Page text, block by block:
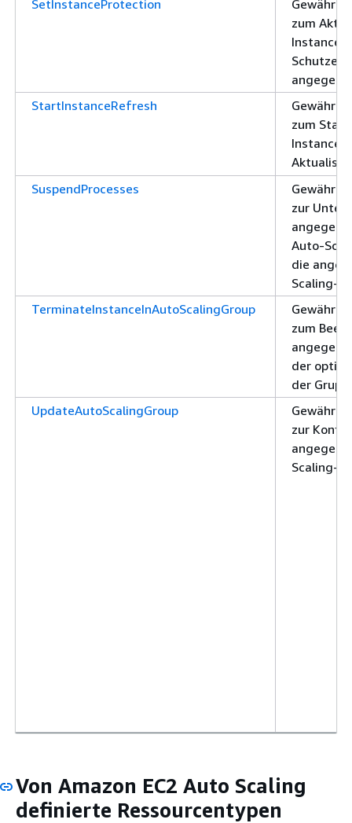
SetInstanceProtection
Gewährt
zum
Instance-
StartInstanceRefresh
Gewährt
zum
Instance-
SuspendProcesses
Gewährt
zur
Auto-
die
Scaling-
TerminateInstanceInAutoScalingGroup
Gewährt
zum
der
der
UpdateAutoScalingGroup
Gewährt
zur
Scaling-
Von Amazon EC2 Auto Scaling
definierte Ressourcentypen